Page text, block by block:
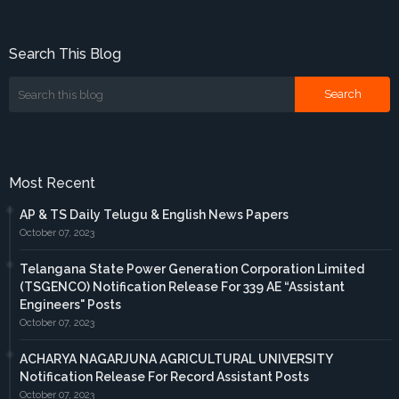
Search This Blog
Most Recent
AP & TS Daily Telugu & English News Papers
October 07, 2023
Telangana State Power Generation Corporation Limited
(TSGENCO) Notification Release For 339 AE “Assistant
Engineers" Posts
October 07, 2023
ACHARYA NAGARJUNA AGRICULTURAL UNIVERSITY
Notification Release For Record Assistant Posts
October 07, 2023